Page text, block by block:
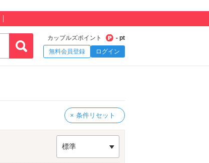
カップルズポイント
- pt
無料会員登録
ログイン
× 条件リセット
標準